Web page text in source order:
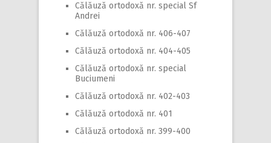
Călăuză ortodoxă nr. special Sf
Andrei
Călăuză ortodoxă nr. 406-407
Călăuză ortodoxă nr. 404-405
Călăuză ortodoxă nr. special
Buciumeni
Călăuză ortodoxă nr. 402-403
Călăuză ortodoxă nr. 401
Călăuză ortodoxă nr. 399-400